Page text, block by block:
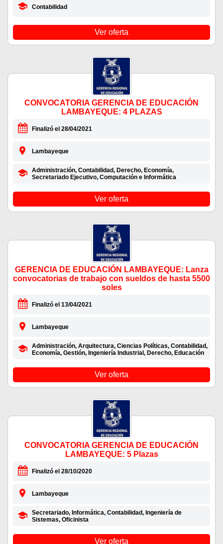
Contabilidad
Ver oferta
CONVOCATORIA GERENCIA DE EDUCACIÓN
LAMBAYEQUE: 4 PLAZAS
Finalizó el 28/04/2021
Lambayeque
Administración, Contabilidad, Derecho, Economía,
Secretariado Ejecutivo, Computación e Informática
Ver oferta
GERENCIA DE EDUCACIÓN LAMBAYEQUE: Lanza
convocatorias de trabajo con sueldos de hasta 5500
soles
Finalizó el 13/04/2021
Lambayeque
Administración, Arquitectura, Ciencias Políticas, Contabilidad,
Economía, Gestión, Ingeniería Industrial, Derecho, Educación
Ver oferta
CONVOCATORIA GERENCIA DE EDUCACIÓN
LAMBAYEQUE: 5 Plazas
Finalizó el 28/10/2020
Lambayeque
Secretariado, Informática, Contabilidad, Ingeniería de
Sistemas, Oficinista
Ver oferta